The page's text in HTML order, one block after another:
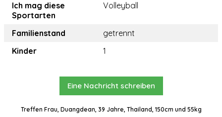
Ich mag diese
Sportarten
Volleyball
Familienstand
getrennt
Kinder
1
Eine Nachricht schreiben
Treffen Frau, Duangdean, 39 Jahre, Thailand, 150cm und 55kg